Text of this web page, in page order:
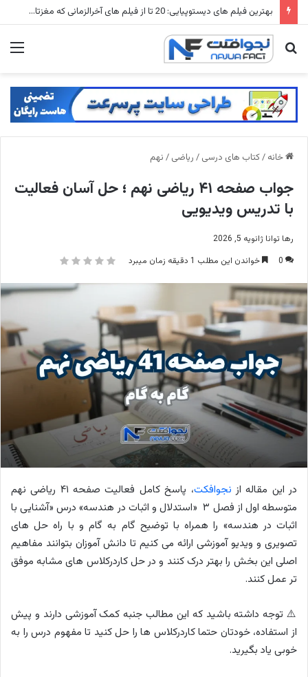
بهترین فیلم های دیستوپیایی: 20 تا از فیلم های آخرالزمانی که مغزتان را منفجر می کنند
جستجو
خانه /کتاب های درسی / ریاضی / نهم
جواب صفحه ۴۱ ریاضی نهم ؛ حل آسان فعالیت
با تدریس ویدیویی
رها توانا ژانویه 5, 2026
0
خواندن این مطلب 1 دقیقه زمان میبرد
در این مقاله ازنجوافکت
، پاسخ کامل فعالیت صفحه ۴۱ ریاضی نهم
متوسطه اول از فصل ۳ «استدلال و اثبات در هندسه» درس «آشنایی با
اثبات در هندسه» را همراه با توضیح گام به گام و با راه حل های
تصویری و ویدیو آموزشی ارائه می کنیم تا دانش آموزان بتوانند مفاهیم
اصلی این بخش را بهتر درک کنند و در حل کاردرکلاس های مشابه موفق
تر عمل کنند.
⚠️ توجه داشته باشید که این مطالب جنبه کمک آموزشی دارند و پیش
از استفاده، خودتان حتما کاردرکلاس ها را حل کنید تا مفهوم درس را به
خوبی یاد بگیرید.